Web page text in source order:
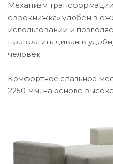
Механизм
еврокнижка» удобен в
использовании и
превратить диван в
человек.
Комфортное спальное
2250 мм, на основе